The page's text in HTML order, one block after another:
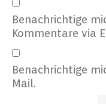
Benachrichtige
Kommentare via
Benachrichtige
Mail.